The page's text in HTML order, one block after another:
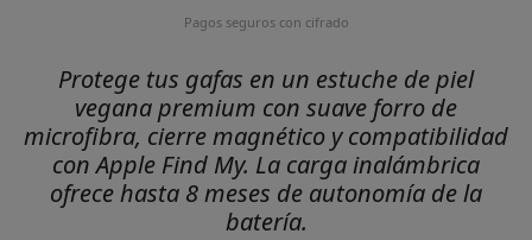
Pagos seguros con cifrado
Protege tus gafas en un estuche de piel
vegana premium con suave forro de
microfibra, cierre magnético y compatibilidad
con Apple Find My. La carga inalámbrica
ofrece hasta 8 meses de autonomía de la
batería.